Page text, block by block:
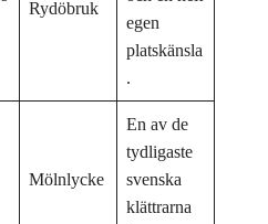
Rydöbruk
egen
platskänsla
.
Mölnlycke
En av de
tydligaste
svenska
klättrarna